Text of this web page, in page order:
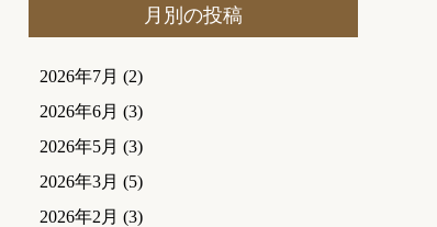
月別の投稿
2026年7月 (2)
2026年6月 (3)
2026年5月 (3)
2026年3月 (5)
2026年2月 (3)